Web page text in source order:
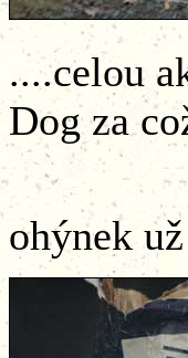
....celou
Dog za
ohýnek